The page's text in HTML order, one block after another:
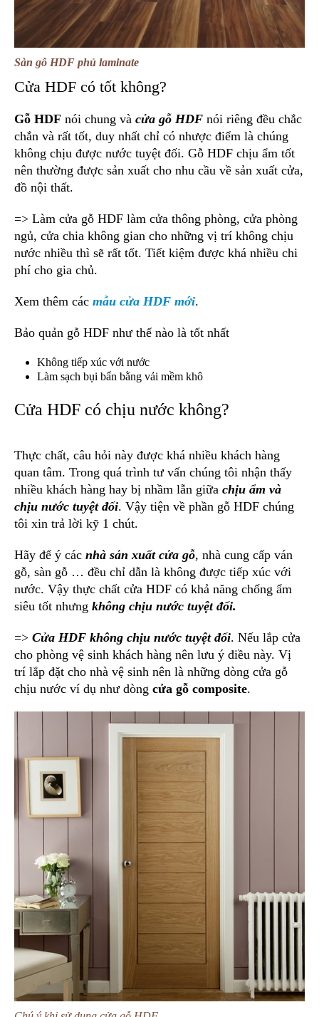
Sàn gỗ HDF phủ laminate
Cửa HDF có tốt không?
Gỗ HDF nói chung và cửa gỗ HDF nói riêng đều chắc
chắn và rất tốt, duy nhất chỉ có nhược điểm là chúng
không chịu được nước tuyệt đối. Gỗ HDF chịu ẩm tốt
nên thường được sản xuất cho nhu cầu về sản xuất cửa,
đồ nội thất.
=> Làm cửa gỗ HDF làm cửa thông phòng, cửa phòng
ngủ, cửa chia không gian cho những vị trí không chịu
nước nhiều thì sẽ rất tốt. Tiết kiệm được khá nhiều chi
phí cho gia chủ.
Xem thêm các mẫu cửa HDF mới.
Bảo quản gỗ HDF như thế nào là tốt nhất
Không tiếp xúc với nước
Làm sạch bụi bẩn bằng vải mềm khô
Cửa HDF có chịu nước không?
Thực chất, câu hỏi này được khá nhiều khách hàng
quan tâm. Trong quá trình tư vấn chúng tôi nhận thấy
nhiều khách hàng hay bị nhầm lẫn giữa chịu ẩm và
chịu nước tuyệt đối. Vậy tiện về phần gỗ HDF chúng
tôi xin trả lời kỹ 1 chút.
Hãy để ý các nhà sản xuất cửa gỗ, nhà cung cấp ván
gỗ, sàn gỗ … đều chỉ dẫn là không được tiếp xúc với
nước. Vậy thực chất cửa HDF có khả năng chống ẩm
siêu tốt nhưng không chịu nước tuyệt đối.
=> Cửa HDF không chịu nước tuyệt đối. Nếu lắp cửa
cho phòng vệ sinh khách hàng nên lưu ý điều này. Vị
trí lắp đặt cho nhà vệ sinh nên là những dòng cửa gỗ
chịu nước ví dụ như dòng cửa gỗ composite.